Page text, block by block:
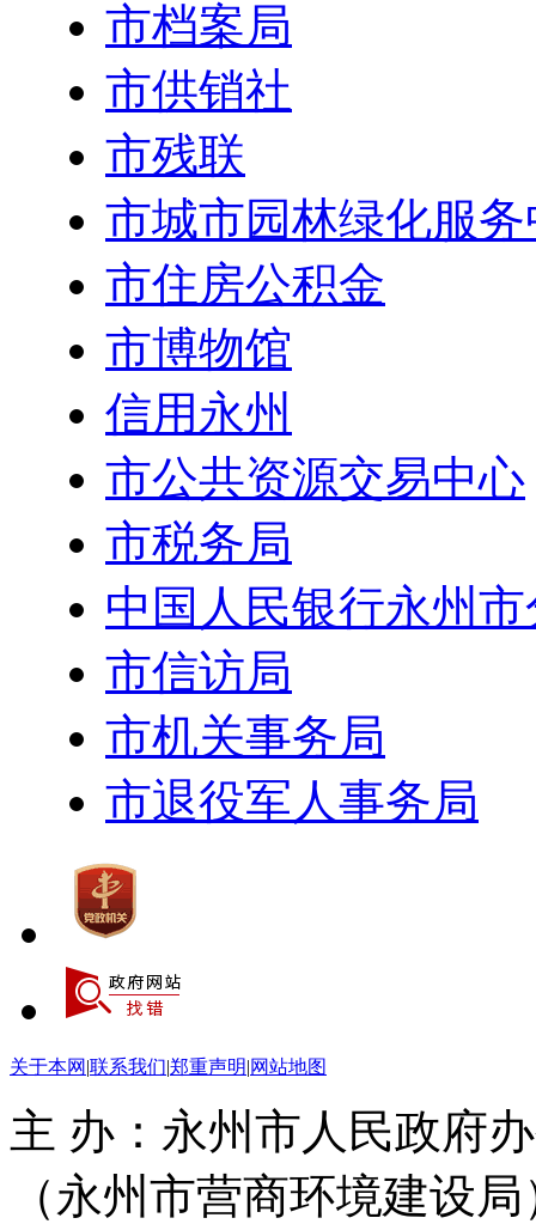
市档案局
市供销社
市残联
市城市园林绿化服
市住房公积金
市博物馆
信用永州
市公共资源交易中心
市税务局
中国人民银行永州
市信访局
市机关事务局
市退役军人事务局
关于本网 |联系我们|郑重声明|网站地图
主 办：永州市人民政府
（永州市营商环境建设局